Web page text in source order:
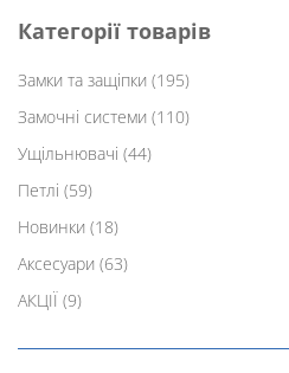
Категорії товарів
Замки та защіпки (195)
Замочні системи (110)
Ущільнювачі (44)
Петлі (59)
Новинки (18)
Аксесуари (63)
АКЦІЇ (9)